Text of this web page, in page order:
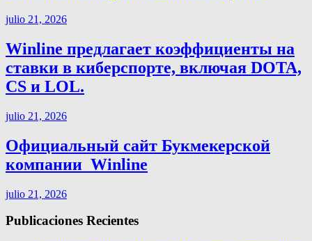
julio 21, 2026
Winline предлагает коэффициенты на
ставки в киберспорте, включая DOTA,
CS и LOL.
julio 21, 2026
Официальный сайт Букмекерской
компании ️ Winline
julio 21, 2026
Publicaciones Recientes